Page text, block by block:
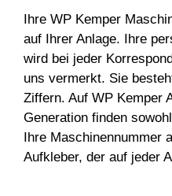
Ihre WP Kemper
auf Ihrer Anlage. Ihre
wird bei jeder
uns vermerkt. Sie
Ziffern. Auf WP Kemper
Generation finden
Ihre Maschinennummer
Aufkleber, der auf jeder